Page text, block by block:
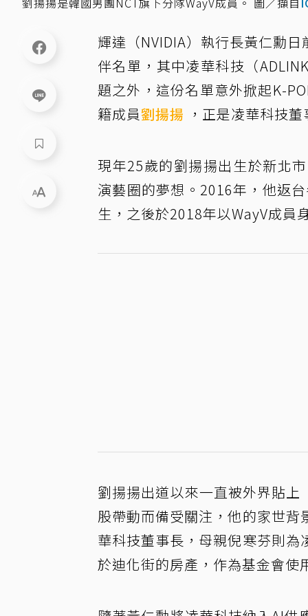
輝達（NVIDIA）執行長黃仁勳
伴名單，其中凌華科技（
題之外，這份名單意外掀起K-
籍成員劉揚揚 ，正是凌華科技
現年25歲的劉揚揚出生於新北
演藝圈的夢想。2016年，他返
生，之後於2018年以WayV成員
劉揚揚出道以來一直被外界貼
股帶動而備受關注，他的家世
華科技董事長，母親倪寒芬則
於迪化街的房產，作為基金會使